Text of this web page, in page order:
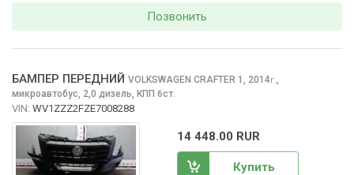
Позвонить
БАМПЕР ПЕРЕДНИЙ VOLKSWAGEN CRAFTER 1, 2014г.,
микроавтобус, 2,0 дизель, КПП 6ст.
VIN: WV1ZZZ2FZE7008288
14 448.00 RUR
Купить